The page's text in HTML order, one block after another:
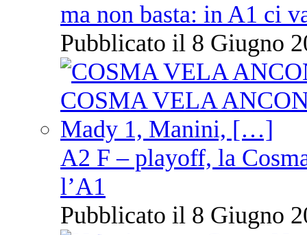
ma non basta: in A1 ci
Pubblicato il 8 Giugno
A2 F – playoff, la
l’A1
Pubblicato il 8 Giugno